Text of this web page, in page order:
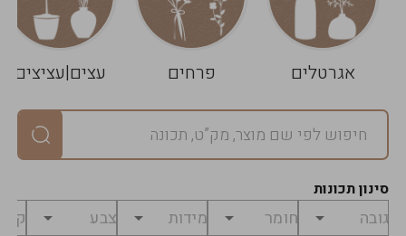
אגרטלים פרחים עצים|עציצים
סינון תכונות
במארז
מחיר
לפני
₪0